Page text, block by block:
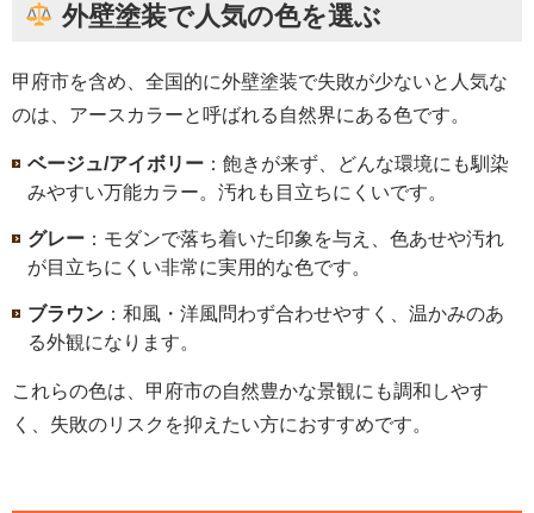
外壁塗装で人気の色を選ぶ
甲府市を含め、全国的に外壁塗装で失敗が少ないと人気な
のは、アースカラーと呼ばれる自然界にある色です。
ベージュ/アイボリー ：飽きが来ず、どんな環境にも馴染
みやすい万能カラー。汚れも目立ちにくいです。
グレー ：モダンで落ち着いた印象を与え、色あせや汚れ
が目立ちにくい非常に実用的な色です。
ブラウン ：和風・洋風問わず合わせやすく、温かみのあ
る外観になります。
これらの色は、甲府市の自然豊かな景観にも調和しやす
く、失敗のリスクを抑えたい方におすすめです。